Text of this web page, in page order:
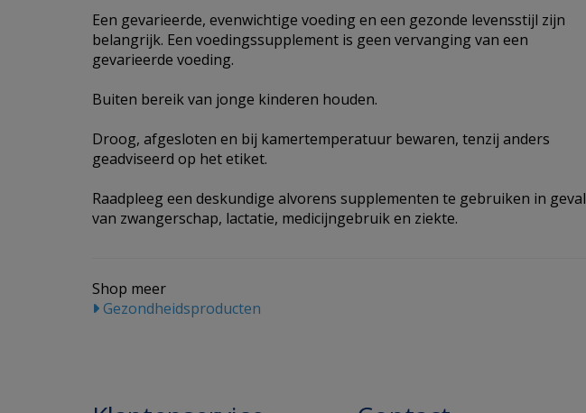
Een gevarieerde, evenwichtige voeding en een gezonde levensstijl zijn
belangrijk. Een voedingssupplement is geen vervanging van een
gevarieerde voeding.
Buiten bereik van jonge kinderen houden.
Droog, afgesloten en bij kamertemperatuur bewaren, tenzij anders
geadviseerd op het etiket.
Raadpleeg een deskundige alvorens supplementen te gebruiken in geval
van zwangerschap, lactatie, medicijngebruik en ziekte.
Shop meer
Gezondheidsproducten